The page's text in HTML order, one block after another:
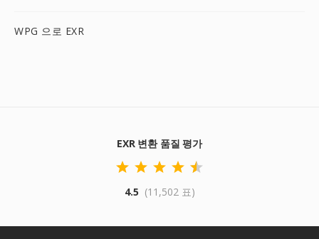
WPG 으로 EXR
EXR 변환 품질 평가
4.5 (11,502 표)